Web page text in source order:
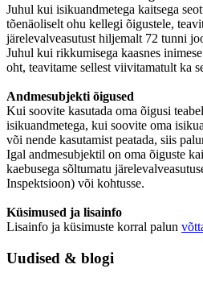
Juhul kui isikuandmetega kaitsega
tõenäoliselt ohu kellegi õigustele,
järelevalveasutust hiljemalt 72 tunni
Juhul kui rikkumisega kaasnes
oht, teavitame sellest viivitamatult ka
Andmesubjekti õigused
Kui soovite kasutada oma õigusi
isikuandmetega, kui soovite oma
või nende kasutamist peatada, siis
Igal andmesubjektil on oma õiguste
kaebusega sõltumatu
Inspektsioon) või kohtusse.
Küsimused ja lisainfo
Lisainfo ja küsimuste korral palun
Uudised & blogi